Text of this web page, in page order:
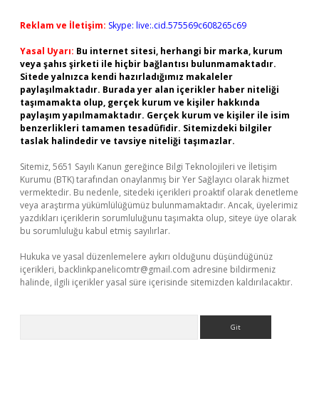
Reklam ve İletişim: Skype: live:.cid.575569c608265c69
Yasal Uyarı: Bu internet sitesi, herhangi bir marka, kurum
veya şahıs şirketi ile hiçbir bağlantısı bulunmamaktadır.
Sitede yalnızca kendi hazırladığımız makaleler
paylaşılmaktadır. Burada yer alan içerikler haber niteliği
taşımamakta olup, gerçek kurum ve kişiler hakkında
paylaşım yapılmamaktadır. Gerçek kurum ve kişiler ile isim
benzerlikleri tamamen tesadüfidir. Sitemizdeki bilgiler
taslak halindedir ve tavsiye niteliği taşımazlar.
Sitemiz, 5651 Sayılı Kanun gereğince Bilgi Teknolojileri ve İletişim
Kurumu (BTK) tarafından onaylanmış bir Yer Sağlayıcı olarak hizmet
vermektedir. Bu nedenle, sitedeki içerikleri proaktif olarak denetleme
veya araştırma yükümlülüğümüz bulunmamaktadır. Ancak, üyelerimiz
yazdıkları içeriklerin sorumluluğunu taşımakta olup, siteye üye olarak
bu sorumluluğu kabul etmiş sayılırlar.
Hukuka ve yasal düzenlemelere aykırı olduğunu düşündüğünüz
içerikleri, backlinkpanelicomtr@gmail.com adresine bildirmeniz
halinde, ilgili içerikler yasal süre içerisinde sitemizden kaldırılacaktır.